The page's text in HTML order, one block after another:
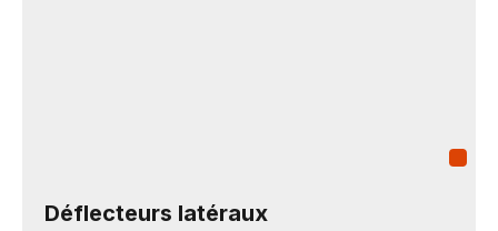
Déflecteurs latéraux